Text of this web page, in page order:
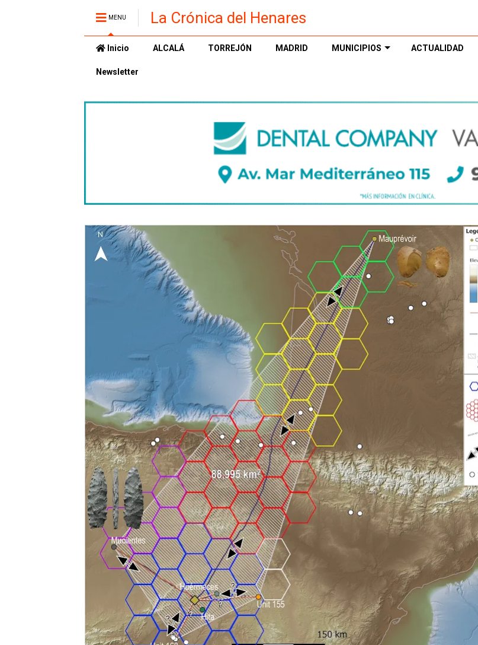
MENU La Crónica del Henares
Inicio ALCALÁ TORREJÓN MADRID MUNICIPIOS ACTUALIDAD
Newsletter